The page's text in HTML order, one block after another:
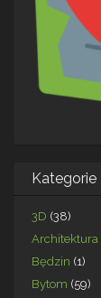
Kategorie
3D (38)
Architektura
Będzin (1)
Bytom (59)